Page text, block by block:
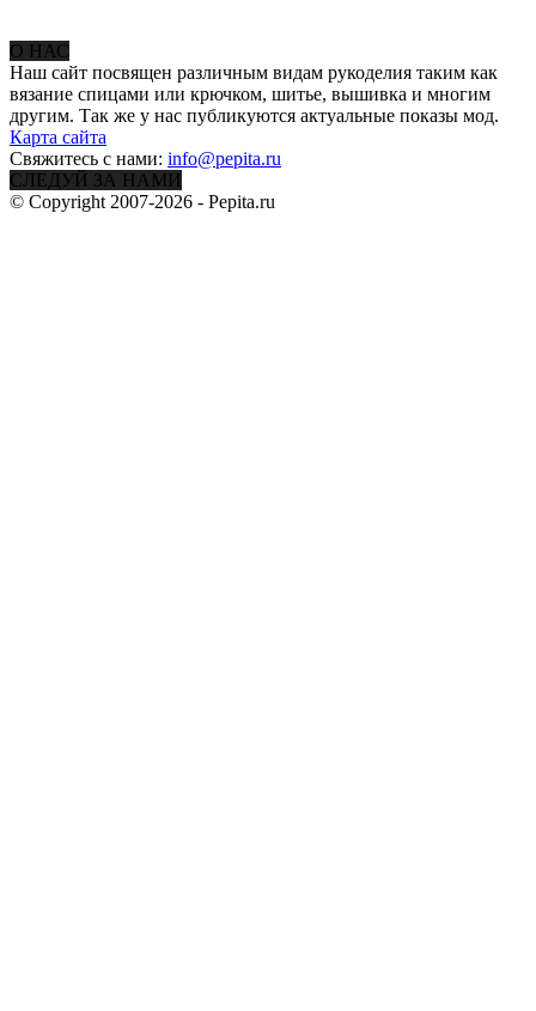
О НАС
Наш сайт посвящен различным видам рукоделия таким как
вязание спицами или крючком, шитье, вышивка и многим
другим. Так же у нас публикуются актуальные показы мод.
Карта сайта
Свяжитесь с нами: info@pepita.ru
СЛЕДУЙ ЗА НАМИ
© Copyright 2007-2026 - Pepita.ru